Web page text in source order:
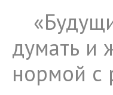
думать и
нормой с